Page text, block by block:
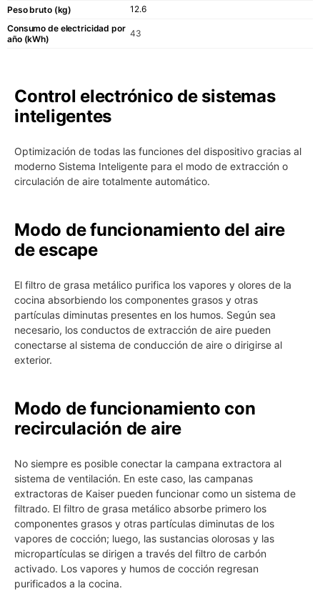
Peso bruto (kg)
12.6
Consumo de electricidad por
año (kWh)
43
Control electrónico de sistemas
inteligentes
Optimización de todas las funciones del dispositivo gracias al
moderno Sistema Inteligente para el modo de extracción o
circulación de aire totalmente automático.
Modo de funcionamiento del aire
de escape
El filtro de grasa metálico purifica los vapores y olores de la
cocina absorbiendo los componentes grasos y otras
partículas diminutas presentes en los humos. Según sea
necesario, los conductos de extracción de aire pueden
conectarse al sistema de conducción de aire o dirigirse al
exterior.
Modo de funcionamiento con
recirculación de aire
No siempre es posible conectar la campana extractora al
sistema de ventilación. En este caso, las campanas
extractoras de Kaiser pueden funcionar como un sistema de
filtrado. El filtro de grasa metálico absorbe primero los
componentes grasos y otras partículas diminutas de los
vapores de cocción; luego, las sustancias olorosas y las
micropartículas se dirigen a través del filtro de carbón
activado. Los vapores y humos de cocción regresan
purificados a la cocina.